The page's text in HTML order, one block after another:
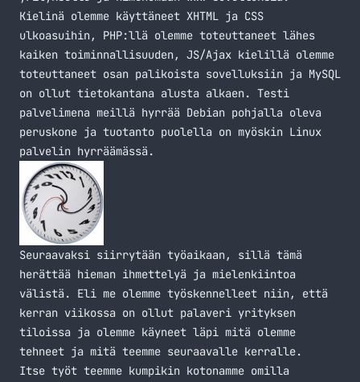
Kielinä olemme käyttäneet XHTML ja CSS
ulkoasuihin, PHP:llä olemme toteuttaneet lähes
kaiken toiminnallisuuden, JS/Ajax kielillä olemme
toteuttaneet osan palikoista sovelluksiin ja MySQL
on ollut tietokantana alusta alkaen. Testi
palvelimena meillä hyrrää Debian pohjalla oleva
peruskone ja tuotanto puolella on myöskin Linux
palvelin hyrräämässä.
Seuraavaksi siirrytään työaikaan, sillä tämä
herättää hieman ihmettelyä ja mielenkiintoa
välistä. Eli me olemme työskennelleet niin, että
kerran viikossa on ollut palaveri yrityksen
tiloissa ja olemme käyneet läpi mitä olemme
tehneet ja mitä teemme seuraavalle kerralle.
Itse työt teemme kumpikin kotonamme omilla